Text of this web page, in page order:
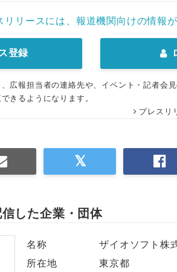
リリースには、報道機関向けの情報が
登録
広報担当者の連絡先や、イベント・記者会
きるようになります。
プレスリ
した企業・団体
名称
ザイオソフト株
所在地
東京都